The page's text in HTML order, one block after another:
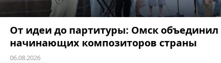
От идеи до партитуры: Омск объединил
начинающих композиторов страны
06.08.2026